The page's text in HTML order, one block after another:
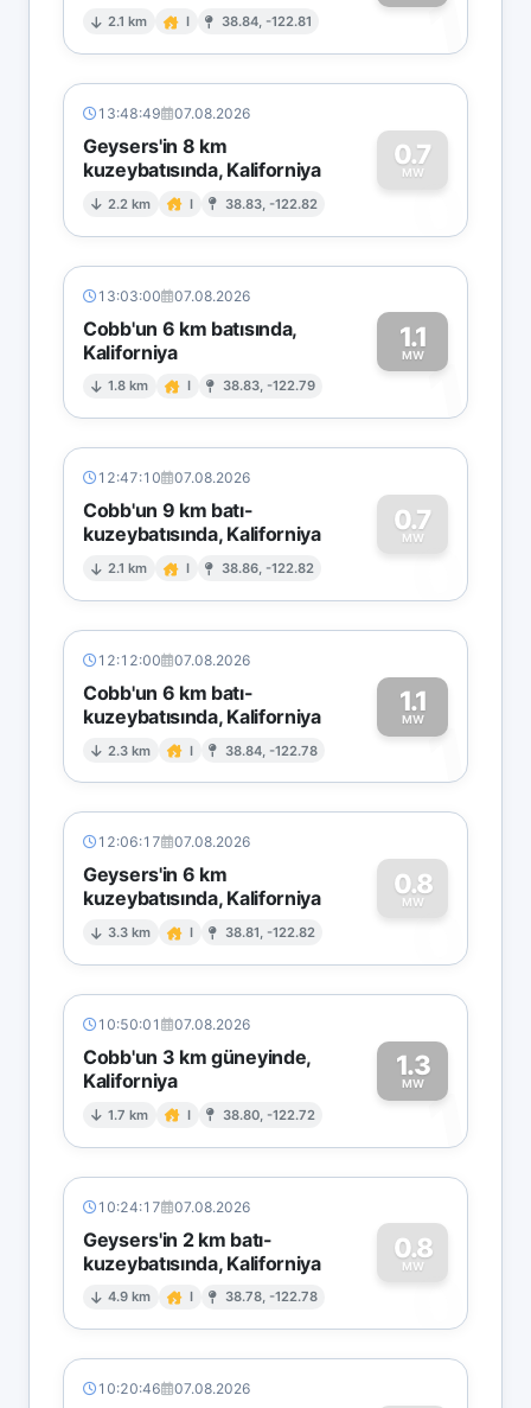
2.1 km I 38.84, -122.81 1
13:48:49 07.08.2026
Geysers'in 8 km
kuzeybatısında, Kaliforniya
2.2 km I 38.83, -122.82
0.7
MW
0
13:03:00 07.08.2026
Cobb'un 6 km batısında,
Kaliforniya
1.8 km I 38.83, -122.79
1.1
MW1
12:47:10 07.08.2026
Cobb'un 9 km batı-
kuzeybatısında, Kaliforniya
2.1 km I 38.86, -122.82
0.7
MW
0
12:12:00 07.08.2026
Cobb'un 6 km batı-
kuzeybatısında, Kaliforniya
2.3 km I 38.84, -122.78
1.1
MW1
12:06:17 07.08.2026
Geysers'in 6 km
kuzeybatısında, Kaliforniya
3.3 km I 38.81, -122.82
0.8
MW
0
10:50:01 07.08.2026
Cobb'un 3 km güneyinde,
Kaliforniya
1.7 km I 38.80, -122.72
1.3
MW1
10:24:17 07.08.2026
Geysers'in 2 km batı-
kuzeybatısında, Kaliforniya
4.9 km I 38.78, -122.78
0.8
MW
0
10:20:46 07.08.2026